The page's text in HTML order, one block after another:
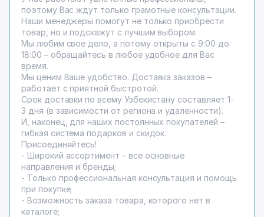
поэтому Вас ждут только грамотные консультации.
Наши менеджеры помогут не только приобрести
товар, но и подскажут с лучшим выбором.
Мы любим свое дело, а потому открыты с 9:00 до
18:00 – обращайтесь в любое удобное для Вас
время.
Мы ценим Ваше удобство. Доставка заказов –
работает с приятной быстротой.
Срок доставки по всему Узбекистану составляет 1-
3 дня (в зависимости от региона и удаленности).
И, наконец, для наших постоянных покупателей –
гибкая система подарков и скидок.
Присоединяйтесь!
- Широкий ассортимент – все основные
направления и бренды;
- Только профессиональная консультация и помощь
при покупке;
- Возможность заказа товара, которого нет в
каталоге;